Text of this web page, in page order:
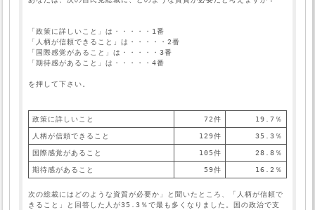
「政策に詳しいこと」は・・・・・1番
「人柄が信頼できること」は・・・・・2番
「国際感覚があること」は・・・・・3番
「期待感があること」は・・・・・4番
を押して下さい。
政策に詳しいこと 72件 19.7％
人柄が信頼できること 129件 35.3％
国際感覚があること 105件 28.8％
期待感があること 59件 16.2％
次の総裁にはどのような資質が必要か」と聞いたところ、「人柄が信頼で
きること」と回答した人が35.3％で最も多くなりました。国の政治で支